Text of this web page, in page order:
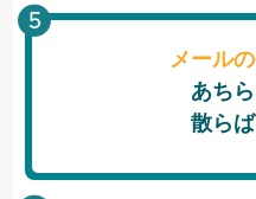
メール
あち
散ら